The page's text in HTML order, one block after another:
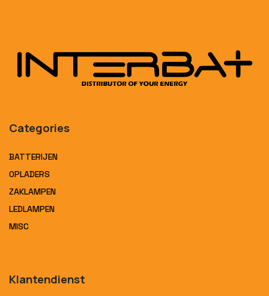
Categories
BATTERIJEN
OPLADERS
ZAKLAMPEN
LEDLAMPEN
MISC
Klantendienst